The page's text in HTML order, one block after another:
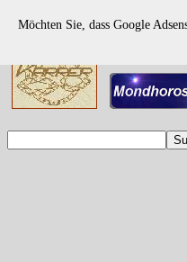
Möchten Sie, dass Google